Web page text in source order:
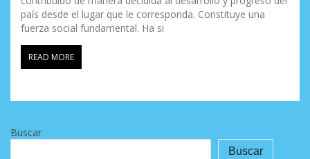
país desde el lugar que le corresponda. Constituye una
fuerza social fundamental. Ha si
READ MORE
Buscar
Buscar